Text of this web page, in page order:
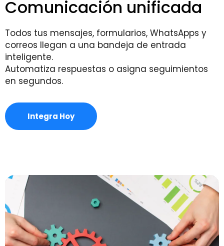
Comunicación unificada
Todos tus mensajes, formularios, WhatsApps y
correos llegan a una bandeja de entrada
inteligente.
Automatiza respuestas o asigna seguimientos
en segundos.
Integra Hoy